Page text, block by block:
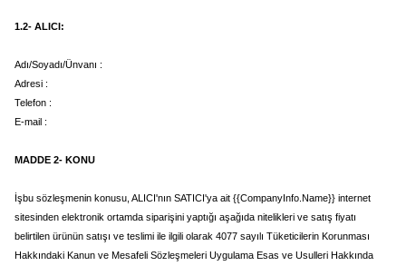
1.2- ALICI:
Adı/Soyadı/Ünvanı :
Adresi :
Telefon :
E-mail :
MADDE 2- KONU
İşbu sözleşmenin konusu, ALICI'nın SATICI'ya ait {{CompanyInfo.Name}} internet
sitesinden elektronik ortamda siparişini yaptığı aşağıda nitelikleri ve satış fiyatı
belirtilen ürünün satışı ve teslimi ile ilgili olarak 4077 sayılı Tüketicilerin Korunması
Hakkındaki Kanun ve Mesafeli Sözleşmeleri Uygulama Esas ve Usulleri Hakkında